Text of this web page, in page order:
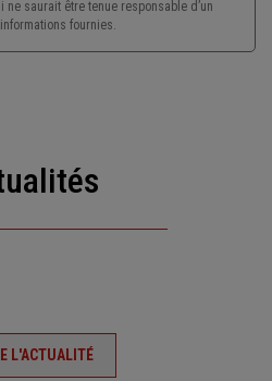
saurait être tenue responsable d’un
fournies.
L'ACTUALITÉ